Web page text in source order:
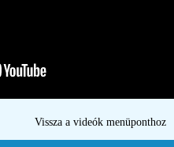
Vissza a videók menüponthoz